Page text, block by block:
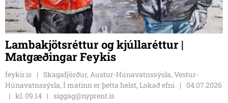
Lambakjötsréttur og kjúllaréttur |
Matgæðingar Feykis
feykir.is
Skagafjörður, Austur-Húnavatnssýsla, Vestur-
Húnavatnssýsla, Í matinn er þetta helst, Lokað efni
04.07.2026
kl. 09.14
siggag@nyprent.is